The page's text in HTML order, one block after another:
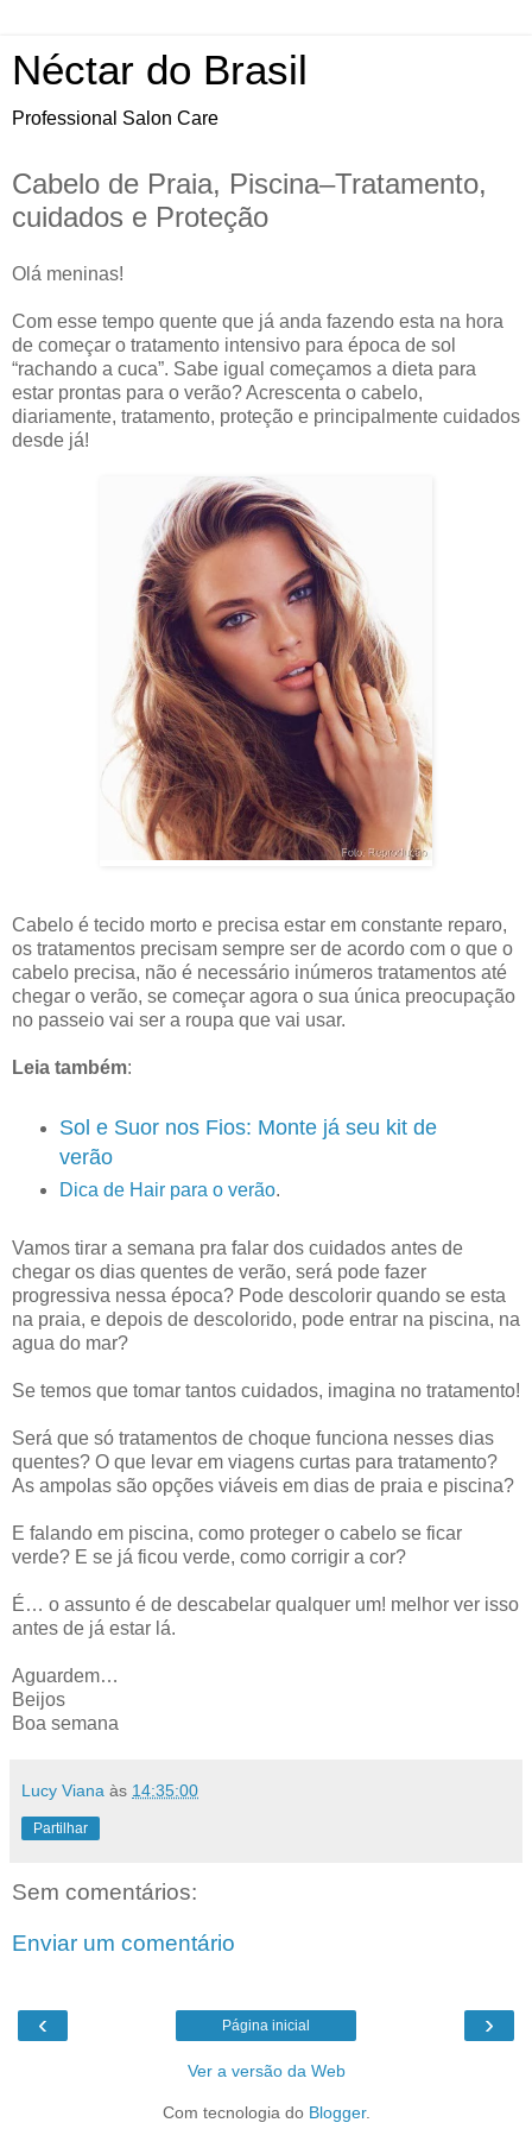
Néctar do Brasil
Professional Salon Care
Cabelo de Praia, Piscina–Tratamento,
cuidados e Proteção
Olá meninas!
Com esse tempo quente que já anda fazendo esta na hora
de começar o tratamento intensivo para época de sol
“rachando a cuca”. Sabe igual começamos a dieta para
estar prontas para o verão? Acrescenta o cabelo,
diariamente, tratamento, proteção e principalmente cuidados
desde já!
Cabelo é tecido morto e precisa estar em constante reparo,
os tratamentos precisam sempre ser de acordo com o que o
cabelo precisa, não é necessário inúmeros tratamentos até
chegar o verão, se começar agora o sua única preocupação
no passeio vai ser a roupa que vai usar.
Leia também:
Sol e Suor nos Fios: Monte já seu kit de
verão
Dica de Hair para o verão.
Vamos tirar a semana pra falar dos cuidados antes de
chegar os dias quentes de verão, será pode fazer
progressiva nessa época? Pode descolorir quando se esta
na praia, e depois de descolorido, pode entrar na piscina, na
agua do mar?
Se temos que tomar tantos cuidados, imagina no tratamento!
Será que só tratamentos de choque funciona nesses dias
quentes? O que levar em viagens curtas para tratamento?
As ampolas são opções viáveis em dias de praia e piscina?
E falando em piscina, como proteger o cabelo se ficar
verde? E se já ficou verde, como corrigir a cor?
É… o assunto é de descabelar qualquer um! melhor ver isso
antes de já estar lá.
Aguardem…
Beijos
Boa semana
Lucy Viana às 14:35:00
Partilhar
Sem comentários:
Enviar um comentário
‹ ›
Página inicial
Ver a versão da Web
Com tecnologia do Blogger.